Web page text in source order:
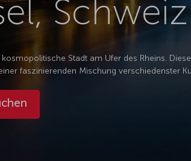
Schweiz
kosmopolitische Stadt am Ufer des Rheins.
faszinierenden Mischung verschiedenster